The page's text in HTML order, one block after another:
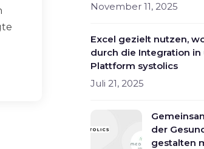
November 11, 2025
Excel gezielt nutzen,
durch die Integration in
Plattform systolics
Juli 21, 2025
der
gestalten